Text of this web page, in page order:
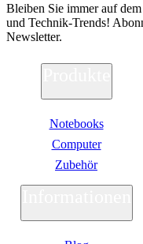
Notebooks
Computer
Zubehör
Bleiben Sie immer auf
und Technik-Trends!
Newsletter.